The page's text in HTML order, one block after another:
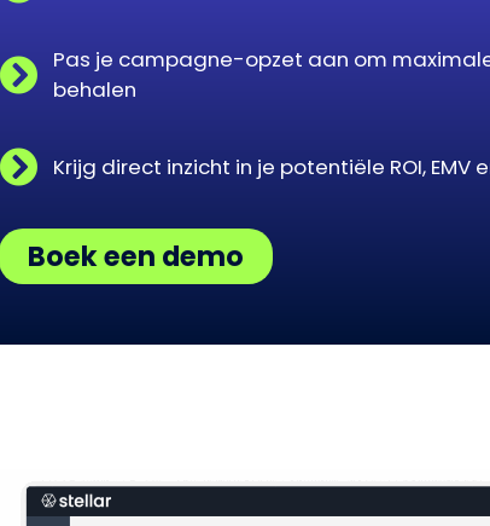
Pas je campagne-opzet aan om
behalen
Krijg direct inzicht in je potentiële ROI, EMV
Boek een demo